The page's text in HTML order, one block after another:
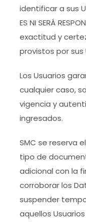
identificar a sus
ES NI SERÁ
exactitud y
provistos por sus
Los Usuarios
cualquier caso,
vigencia y
ingresados.
SMC se reserva
tipo de
adicional con la
corroborar los
suspender
aquellos